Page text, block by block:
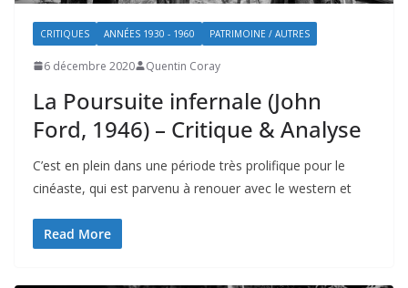
CRITIQUES ANNÉES 1930 - 1960 PATRIMOINE / AUTRES
6 décembre 2020 Quentin Coray
La Poursuite infernale (John
Ford, 1946) – Critique & Analyse
C’est en plein dans une période très prolifique pour le
cinéaste, qui est parvenu à renouer avec le western et
Read More